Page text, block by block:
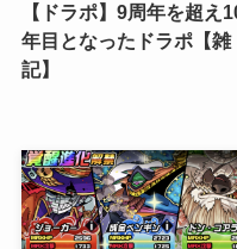
【ドラポ】9周年を超え
年目となったドラポ【雑
記】